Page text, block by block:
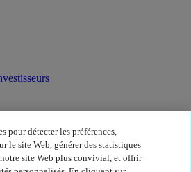
pour détecter les préférences,
le site Web, générer des statistiques
site Web plus convivial, et offrir